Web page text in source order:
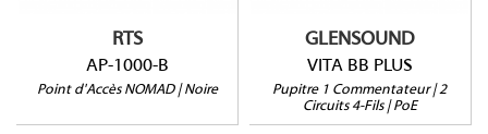
RTS
AP-1000-B
Point d'Accès NOMAD | Noire
GLENSOUND
VITA BB PLUS
Pupitre 1 Commentateur | 2
Circuits 4-Fils | PoE